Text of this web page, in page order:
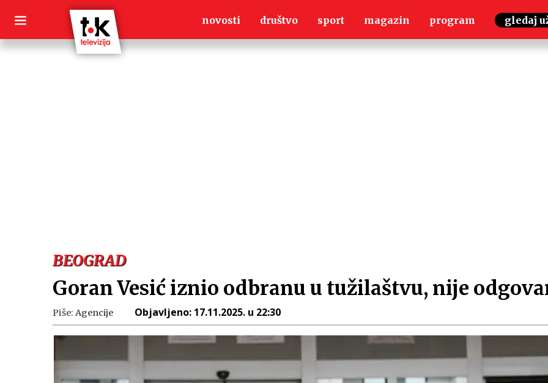
content
novosti društvo sport magazin program gledaj
BEOGRAD
Goran Vesić iznio odbranu u tužilaštvu, nije
Piše: Agencije Objavljeno: 17.11.2025. u 22:30